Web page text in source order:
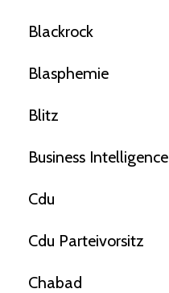
Blackrock
Blasphemie
Blitz
Business Intelligence
Cdu
Cdu Parteivorsitz
Chabad